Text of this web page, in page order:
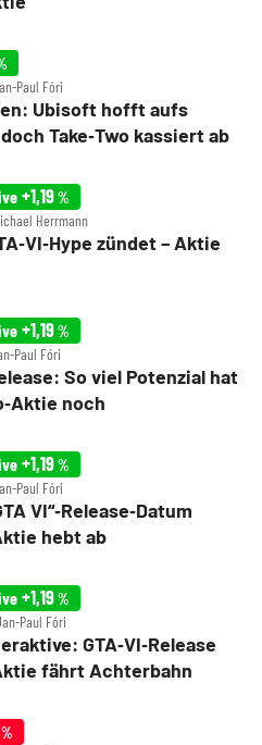
Paul Fóri
Ubisoft hofft aufs
Take‑Two kassiert ab
+1,19%
Herrmann
zündet – Aktie
+1,19%
Paul Fóri
So viel Potenzial hat
noch
+1,19%
Paul Fóri
VI“‑Release‑Datum
hebt ab
+1,19%
Paul Fóri
GTA‑VI‑Release
fährt Achterbahn
%